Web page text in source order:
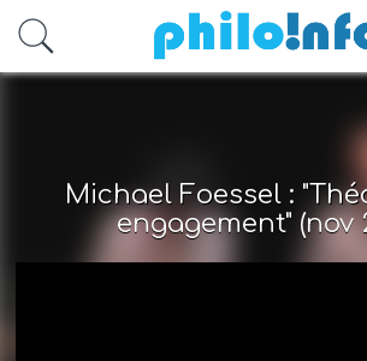
Accéder au contenu
Michael Foessel :
engagement" (nov